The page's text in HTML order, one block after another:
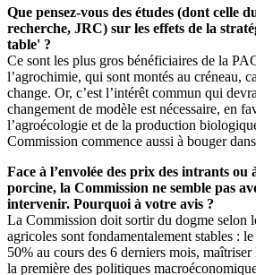
Que pensez-vous des études (dont celle
recherche, JRC) sur les effets de la
table' ?
Ce sont les plus gros bénéficiaires de la
l’agrochimie, qui sont montés au créneau,
change. Or, c’est l’intérêt commun qui
changement de modèle est nécessaire, en
l’agroécologie et de la production
Commission commence aussi à bouger
Face à l’envolée des prix des intrants ou
porcine, la Commission ne semble pas
intervenir. Pourquoi à votre avis ?
La Commission doit sortir du dogme selon
agricoles sont fondamentalement stables :
50% au cours des 6 derniers mois,
la première des politiques